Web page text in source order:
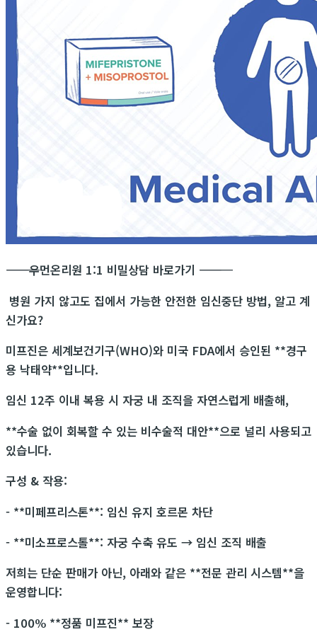
―――――――――――우먼온리원 1:1 비밀상담 바로가기 ―――――――――――
병원 가지 않고도 집에서 가능한 안전한 임신중단 방법, 알고 계
신가요?
미프진은 세계보건기구(WHO)와 미국 FDA에서 승인된 **경구
용 낙태약**입니다.
임신 12주 이내 복용 시 자궁 내 조직을 자연스럽게 배출해,
**수술 없이 회복할 수 있는 비수술적 대안**으로 널리 사용되고
있습니다.
구성 & 작용:
- **미페프리스톤**: 임신 유지 호르몬 차단
- **미소프로스톨**: 자궁 수축 유도 → 임신 조직 배출
저희는 단순 판매가 아닌, 아래와 같은 **전문 관리 시스템**을
운영합니다:
- 100% **정품 미프진** 보장